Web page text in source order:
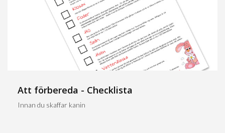
Att förbereda - Checklista
Innan du skaffar kanin